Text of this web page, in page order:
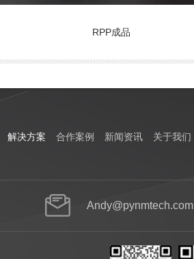
RPP成品
解决方案 合作案例 新闻资讯 关于我们
Andy@pynmtech.com